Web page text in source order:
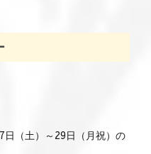
（土）～29日（月祝）の